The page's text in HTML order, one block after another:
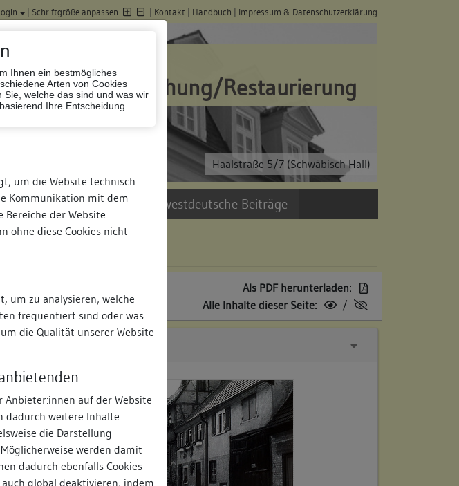
Ihnen ein bestmögliches
Arten von Cookies
welche das sind und was wir
Ihre Entscheidung
um die Website technisch
Kommunikation mit dem
der Website
ohne diese Cookies nicht
um zu analysieren, welche
frequentiert sind oder was
die Qualität unserer Website
auf der Website
dadurch weitere Inhalte
die Darstellung
werden damit
dadurch ebenfalls Cookies
global deaktivieren, indem
| Schriftgröße anpassen | Kontakt | Handbuch | Impressum & Datenschutzerklärung
Haalstraße 5/7 (Schwäbisch Hall)
Bauforschung/Restaurierung
Bauforscher:innen Südwestdeutsche Beiträge
Als PDF herunterladen:
Alle Inhalte dieser Seite:
/